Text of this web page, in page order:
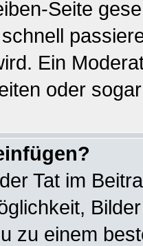
Seite
Ein
oder
Tat im
zu einem